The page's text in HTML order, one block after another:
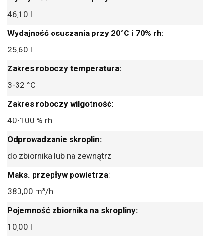
46,10 l
25,60 l
3-32 °C
40-100 % rh
do zbiornika lub na zewnątrz
380,00 m³/h
10,00 l